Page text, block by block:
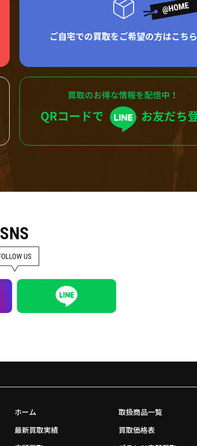
ご自宅での買取をご希望の方はこちら
SNS
ホーム
最新買取実績
取扱商品一覧
買取価格表